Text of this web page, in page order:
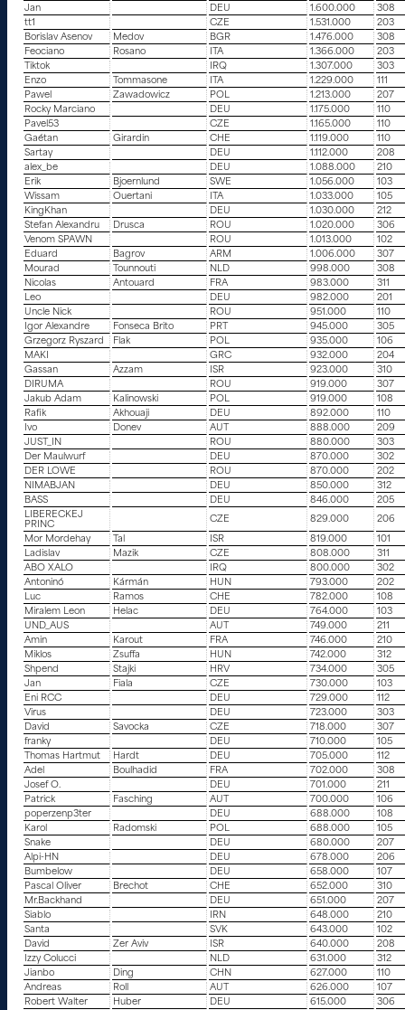
Jan
DEU 1.600.000
308
tt1
CZE 1.531.000
203
Borislav Asenov
Medov BGR 1.476.000
308
Feociano
Rosano ITA 1.366.000
203
Tiktok
IRQ 1.307.000
303
Enzo
Tommasone ITA 1.229.000
111
Pawel
Zawadowicz POL 1.213.000
207
Rocky Marciano
DEU 1.175.000
110
Pavel53
CZE 1.165.000
110
Gaétan
Girardin CHE 1.119.000
110
Sartay
DEU 1.112.000
208
alex_be
DEU 1.088.000
210
Erik
Bjoernlund SWE 1.056.000
103
Wissam
Ouertani ITA 1.033.000
105
KingKhan
DEU 1.030.000
212
Stefan Alexandru
Drusca ROU 1.020.000
306
Venom SPAWN
ROU 1.013.000
102
Eduard
Bagrov ARM 1.006.000
307
Mourad
Tounnouti NLD 998.000
308
Nicolas
Antouard FRA 983.000
311
Leo
DEU 982.000
201
Uncle Nick
ROU 951.000
110
Igor Alexandre
Fonseca Brito PRT 945.000
305
Grzegorz Ryszard
Flak POL 935.000
106
MAKI
GRC 932.000
204
Gassan
Azzam ISR 923.000
310
DIRUMA
ROU 919.000
307
Jakub Adam
Kalinowski POL 919.000
108
Rafik
Akhouaji DEU 892.000
110
Ivo
Donev AUT 888.000
209
JUST_IN
ROU 880.000
303
Der Maulwurf
DEU 870.000
302
DER LOWE
ROU 870.000
202
NIMABJAN
DEU 850.000
312
BASS
DEU 846.000
205
LIBERECKEJ
PRINC
CZE 829.000
206
Mor Mordehay
Tal ISR 819.000
101
Ladislav
Mazik CZE 808.000
311
ABO XALO
IRQ 800.000
302
Antoninó
Kármán HUN 793.000
202
Luc
Ramos CHE 782.000
108
Miralem Leon
Helac DEU 764.000
103
UND_AUS
AUT 749.000
211
Amin
Karout FRA 746.000
210
Miklos
Zsuffa HUN 742.000
312
Shpend
Stajki HRV 734.000
305
Jan
Fiala CZE 730.000
103
Eni RCC
DEU 729.000
112
Virus
DEU 723.000
303
David
Savocka CZE 718.000
307
franky
DEU 710.000
105
Thomas Hartmut
Hardt DEU 705.000
112
Adel
Boulhadid FRA 702.000
308
Josef O.
DEU 701.000
211
Patrick
Fasching AUT 700.000
106
poperzenp3ter
DEU 688.000
108
Karol
Radomski POL 688.000
105
Snake
DEU 680.000
207
Alpi-HN
DEU 678.000
206
Bumbelow
DEU 658.000
107
Pascal Oliver
Brechot CHE 652.000
310
Mr.Backhand
DEU 651.000
207
Siablo
IRN 648.000
210
Santa
SVK 643.000
102
David
Zer Aviv ISR 640.000
208
Izzy Colucci
NLD 631.000
312
Jianbo
Ding CHN 627.000
110
Andreas
Roll AUT 626.000
107
Robert Walter
Huber DEU 615.000
306